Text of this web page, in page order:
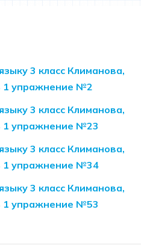
3 класс Климанова,
1 упражнение №2
3 класс Климанова,
1 упражнение №23
3 класс Климанова,
1 упражнение №34
3 класс Климанова,
1 упражнение №53